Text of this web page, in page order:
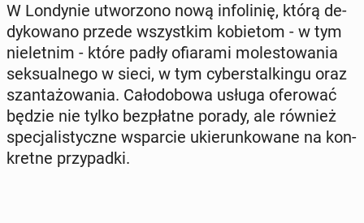
W Lon­dy­nie utwo­rzo­no nową in­fo­li­nię, którą de­
dy­ko­wa­no przede wszyst­kim ko­bie­tom - w tym
nie­let­nim - które padły ofia­ra­mi mo­le­sto­wa­nia
sek­su­al­ne­go w sieci, w tym cy­ber­stal­kin­gu oraz
szan­ta­żo­wa­nia. Ca­ło­do­bo­wa usługa ofe­ro­wać
będzie nie tylko bez­płat­ne porady, ale również
spe­cja­li­stycz­ne wspar­cie ukie­run­ko­wa­ne na kon­
kret­ne przy­pad­ki.